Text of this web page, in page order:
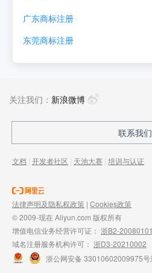
广东商标注册
东莞商标注册